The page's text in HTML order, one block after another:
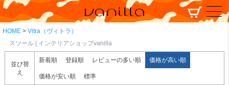
HOME
Vitra（ヴィトラ）
スツール | インテリアショップvanilla
並び替
え
新着順 登録順 レビューの多い順 価格が高い順
価格が安い順 標準